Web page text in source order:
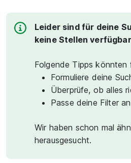
Leider sind für deine
keine Stellen
Folgende Tipps könnten
Formuliere deine
Überprüfe, ob alles
Passe deine Filter an
Wir haben schon mal
herausgesucht.